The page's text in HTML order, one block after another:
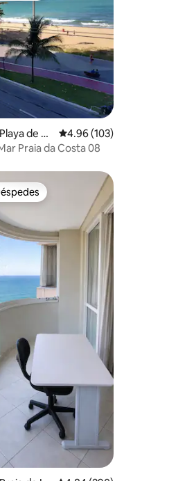
158 reseñas
de C
Calificación promedio:
4.96 (103)
Praia da Costa 08